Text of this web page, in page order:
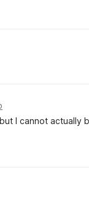
I cannot actually